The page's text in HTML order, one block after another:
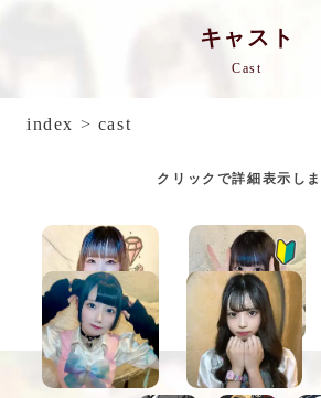
キャスト
Cast
index > cast
クリックで詳細表示し
ねむ まう
めろ ぴぃな